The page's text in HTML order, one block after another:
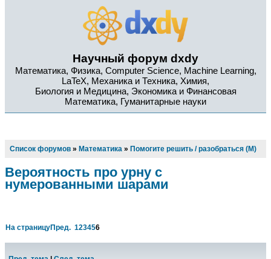
Научный форум dxdy
Математика, Физика, Computer Science, Machine Learning,
LaTeX, Механика и Техника, Химия,
Биология и Медицина, Экономика и Финансовая
Математика, Гуманитарные науки
Список форумов » Математика » Помогите решить / разобраться (М)
Вероятность про урну с
нумерованными шарами
На страницуПред. 123456